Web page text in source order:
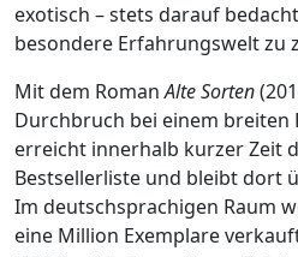
exotisch – stets darauf
besondere Erfahrungswelt zu
Mit dem RomanAlte Sorten
Durchbruch bei einem breiten
erreicht innerhalb kurzer Zeit
Bestsellerliste und bleibt dort
Im deutschsprachigen Raum
eine Million Exemplare